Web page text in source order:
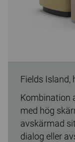
Fields Island,
Kombination
med hög
avskärmad
dialog eller